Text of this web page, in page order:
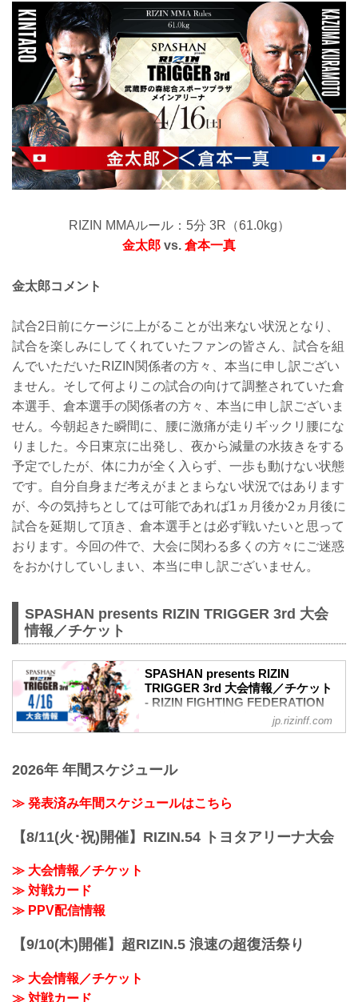
RIZIN MMAルール：5分 3R（61.0kg）
金太郎 vs. 倉本一真
金太郎コメント
試合2日前にケージに上がることが出来ない状況となり、
試合を楽しみにしてくれていたファンの皆さん、試合を組
んでいただいたRIZIN関係者の方々、本当に申し訳ござい
ません。そして何よりこの試合の向けて調整されていた倉
本選手、倉本選手の関係者の方々、本当に申し訳ございま
せん。今朝起きた瞬間に、腰に激痛が走りギックリ腰にな
りました。今日東京に出発し、夜から減量の水抜きをする
予定でしたが、体に力が全く入らず、一歩も動けない状態
です。自分自身まだ考えがまとまらない状況ではあります
が、今の気持ちとしては可能であれば1ヵ月後か2ヵ月後に
試合を延期して頂き、倉本選手とは必ず戦いたいと思って
おります。今回の件で、大会に関わる多くの方々にご迷惑
をおかけしていしまい、本当に申し訳ございません。
SPASHAN presents RIZIN TRIGGER 3rd 大会
情報／チケット
SPASHAN presents RIZIN
TRIGGER 3rd 大会情報／チケット
- RIZIN FIGHTING FEDERATION
TRIGGER 3rd & 湘南美容クリニック
youtu.be
大会概要
SPASHAN presents RIZIN TRIGGER 3rd
※試合内容、イベント進行によって終了
予定時間が前後することがありますので
jp.rizinff.com
2026年 年間スケジュール
≫ 発表済み年間スケジュールはこちら
【8/11(火･祝)開催】RIZIN.54 トヨタアリーナ大会
≫ 大会情報／チケット
≫ 対戦カード
≫ PPV配信情報
【9/10(木)開催】超RIZIN.5 浪速の超復活祭り
≫ 大会情報／チケット
≫ 対戦カード